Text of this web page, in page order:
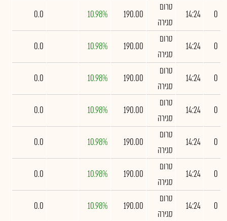
0
14:24
טרום
סגירה
190.00
10.98%
0.0
0
14:24
טרום
סגירה
190.00
10.98%
0.0
0
14:24
טרום
סגירה
190.00
10.98%
0.0
0
14:24
טרום
סגירה
190.00
10.98%
0.0
0
14:24
טרום
סגירה
190.00
10.98%
0.0
0
14:24
טרום
סגירה
190.00
10.98%
0.0
0
14:24
טרום
סגירה
190.00
10.98%
0.0